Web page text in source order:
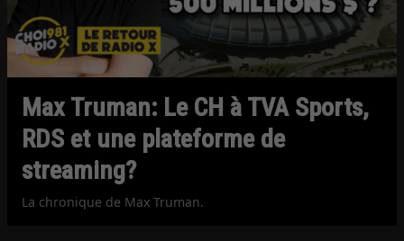
Max Truman: Le CH à TVA Sports,
RDS et une plateforme de
streaming?
La chronique de Max Truman.